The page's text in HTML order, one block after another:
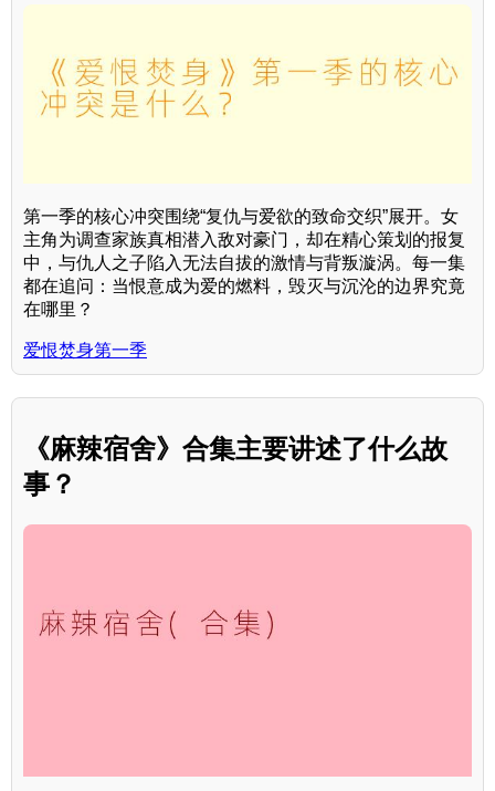
第一季的核心冲突围绕“复仇与爱欲的致命交织”展开。女
主角为调查家族真相潜入敌对豪门，却在精心策划的报复
中，与仇人之子陷入无法自拔的激情与背叛漩涡。每一集
都在追问：当恨意成为爱的燃料，毁灭与沉沦的边界究竟
在哪里？
爱恨焚身第一季
《麻辣宿舍》合集主要讲述了什么故
事？